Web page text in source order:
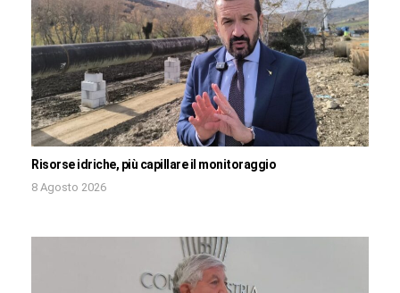
Risorse idriche, più capillare il monitoraggio
8 Agosto 2026